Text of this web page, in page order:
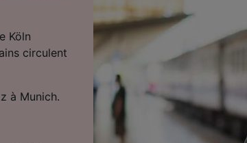
Köln
circulent
à Munich.